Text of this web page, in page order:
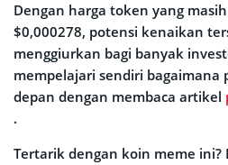
Dengan harga token yang
$0,000278, potensi kenaikan
menggiurkan bagi banyak
mempelajari sendiri bagaimana
depan dengan membaca artikel
.
Tertarik dengan koin meme ini?